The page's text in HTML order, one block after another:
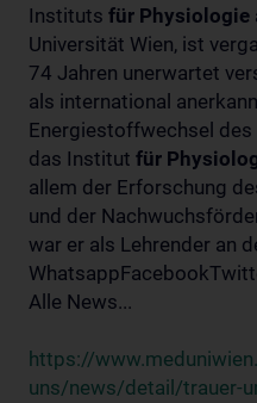
Instituts für Physiologie
Universität Wien, ist
74 Jahren unerwartet
als international
Energiestoffwechsel des
das Institut für
allem der Erforschung
und der
war er als Lehrender an
Alle News...
https://
uns/news/detail/trauer-